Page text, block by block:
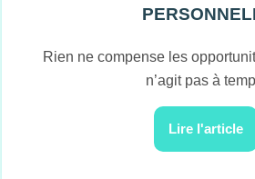
Rien ne compense les
n’agit pas à
Lire l'article